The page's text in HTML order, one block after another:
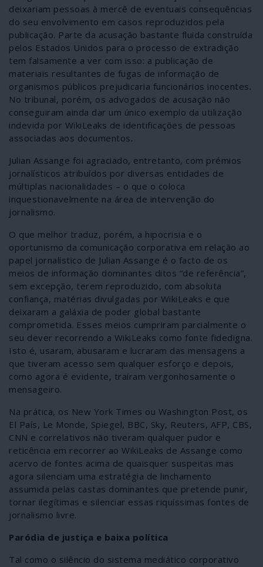
deixariam pessoas à mercê de eventuais consequências
do seu envolvimento em casos reproduzidos pela
publicação. Parte da acusação bastante fluida construída
pelos Estados Unidos para o processo de extradição
tem falsamente a ver com isso: a publicação de
materiais resultantes de fugas de informação de
organismos públicos prejudicaria funcionários inocentes.
No tribunal, porém, os advogados de acusação não
conseguiram ainda dar um único exemplo da utilização
indevida por WikiLeaks de identificações de pessoas
associadas aos documentos.
Julian Assange foi agraciado, entretanto, com prémios
jornalísticos atribuídos por diversas entidades de
múltiplas nacionalidades – o que o coloca
inquestionavelmente na área de intervenção do
jornalismo.
O que melhor traduz, porém, a hipocrisia e o
oportunismo da comunicação corporativa em relação ao
papel jornalístico de Julian Assange é o facto de os
meios de informação dominantes ditos “de referência”,
sem excepção, terem reproduzido, com absoluta
confiança, matérias divulgadas por WikiLeaks e que
deixaram a galáxia de poder global bastante
comprometida. Esses meios cumpriram parcialmente o
seu dever recorrendo a WikiLeaks como fonte fidedigna.
Isto é, usaram, abusaram e lucraram das mensagens a
que tiveram acesso sem qualquer esforço e depois,
como agora é evidente, traíram vergonhosamente o
mensageiro.
Na prática, os New York Times ou Washington Post, os
El País, Le Monde, Spiegel, BBC, Sky, Reuters, AFP, CBS,
CNN e correlativos não tiveram qualquer pudor e
reticência em recorrer ao WikiLeaks de Assange como
acervo de fontes acima de quaisquer suspeitas mas
agora silenciam uma estratégia de linchamento
assumida pelas castas dominantes que pretende punir,
tornar ilegítimas e silenciar essas riquíssimas fontes de
jornalismo livre.
Paródia de justiça e baixa política
Tal como o silêncio do sistema mediático corporativo